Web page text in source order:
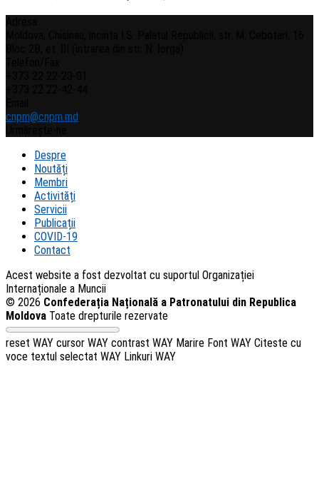
cnpm@cnpm.md
Despre
Noutăți
Membri
Activități
Servicii
Publicații
COVID-19
Contact
Acest website a fost dezvoltat cu suportul Organizației
Internaționale a Muncii
© 2026 Confederația Națională a Patronatului din Republica
Moldova Toate drepturile rezervate
reset WAY cursor WAY contrast WAY Marire Font WAY Citeste cu
voce textul selectat WAY Linkuri WAY